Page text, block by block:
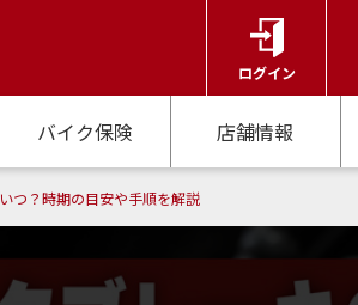
ログイン
バイク保険 店舗情報
つ？時期の目安や手順を解説